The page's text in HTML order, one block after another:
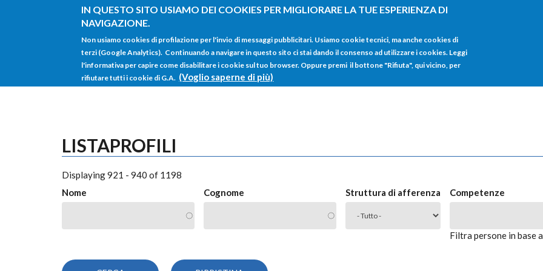
IN QUESTO SITO USIAMO DEI COOKIES PER MIGLIORARE LA TUE ESPERIENZA DI
NAVIGAZIONE.
Non usiamo cookies di profilazione per l'invio di messaggi pubblicitari. Usiamo cookie tecnici, ma anche cookies di
terzi (Google Analytics). Continuando a navigare in questo sito ci stai dando il consenso ad utilizzare i cookies. Leggi
l'informativa per capire come disabilitare i cookie sul tuo browser. Oppure premi il bottone "Rifiuta", qui vicino, per
rifiutare tutti i cookie di G.A. (Voglio saperne di più)
Salta al contenuto principale
HOME
LISTAPROFILI
Displaying 921 - 940 of 1198
Nome
Cognome Struttura di afferenza Competenze
Filtra persone in base